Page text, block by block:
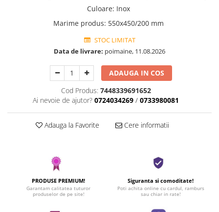
Culoare: Inox
Marime produs: 550x450/200 mm
STOC LIMITAT
Data de livrare: poimaine, 11.08.2026
ADAUGA IN COS
Cod Produs: 7448339691652
Ai nevoie de ajutor? 0724034269 / 0733980081
Adauga la Favorite Cere informatii
PRODUSE PREMIUM!
Garantam calitatea tuturor
produselor de pe site!
Siguranta si comoditate!
Poti achita online cu cardul, ramburs
sau chiar in rate!